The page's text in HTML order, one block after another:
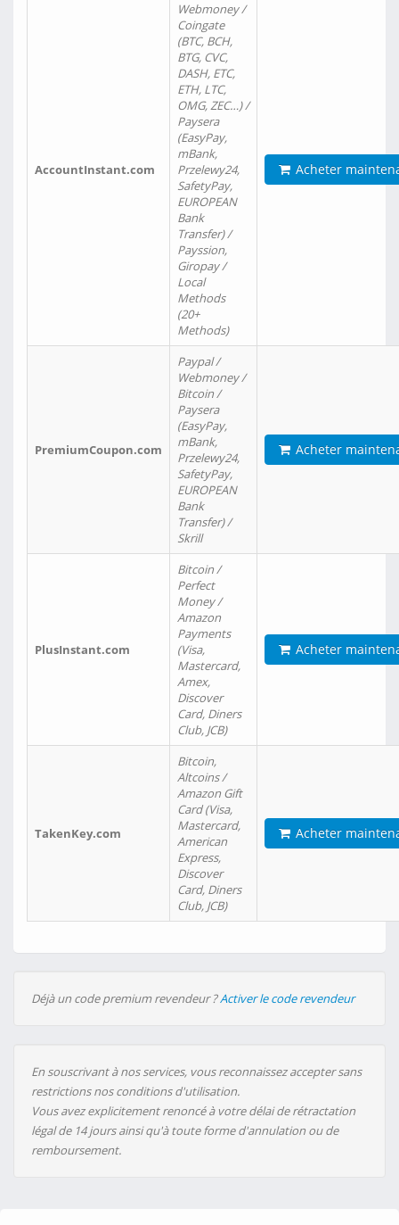
AccountInstant.com
Webmoney /
Coingate
(BTC, BCH,
BTG, CVC,
DASH, ETC,
ETH, LTC,
OMG, ZEC…) /
Paysera
(EasyPay,
mBank,
Przelewy24,
SafetyPay,
EUROPEAN
Bank
Transfer) /
Payssion,
Giropay /
Local
Methods
(20+
Methods)
Acheter
PremiumCoupon.com
Paypal /
Webmoney /
Bitcoin /
Paysera
(EasyPay,
mBank,
Przelewy24,
SafetyPay,
EUROPEAN
Bank
Transfer) /
Skrill
Acheter
PlusInstant.com
Bitcoin /
Perfect
Money /
Amazon
Payments
(Visa,
Mastercard,
Amex,
Discover
Card, Diners
Club, JCB)
Acheter
TakenKey.com
Bitcoin,
Altcoins /
Amazon Gift
Card (Visa,
Mastercard,
American
Express,
Discover
Card, Diners
Club, JCB)
Acheter
Déjà un code premium revendeur ?Activer le code revendeur
En souscrivant à nos services, vous reconnaissez accepter sans
restrictions nos conditions d'utilisation.
Vous avez explicitement renoncé à votre délai de rétractation
légal de 14 jours ainsi qu'à toute forme d'annulation ou de
remboursement.